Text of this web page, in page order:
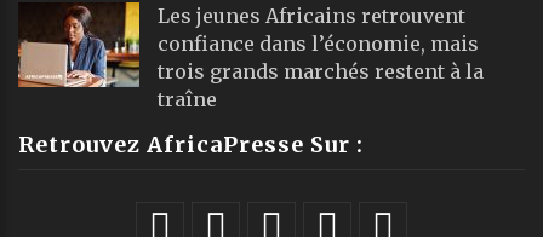
Les jeunes Africains retrouvent
confiance dans l’économie, mais
trois grands marchés restent à la
traîne
Retrouvez AfricaPresse Sur :